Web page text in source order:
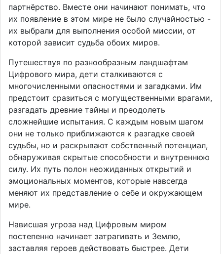
партнёрство. Вместе они начинают понимать, что
их появление в этом мире не было случайностью -
их выбрали для выполнения особой миссии, от
которой зависит судьба обоих миров.
Путешествуя по разнообразным ландшафтам
Цифрового мира, дети сталкиваются с
многочисленными опасностями и загадками. Им
предстоит сразиться с могущественными врагами,
разгадать древние тайны и преодолеть
сложнейшие испытания. С каждым новым шагом
они не только приближаются к разгадке своей
судьбы, но и раскрывают собственный потенциал,
обнаруживая скрытые способности и внутреннюю
силу. Их путь полон неожиданных открытий и
эмоциональных моментов, которые навсегда
меняют их представление о себе и окружающем
мире.
Нависшая угроза над Цифровым миром
постепенно начинает затрагивать и Землю,
заставляя героев действовать быстрее. Дети